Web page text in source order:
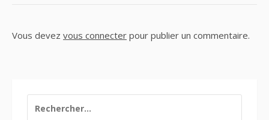
Vous devez vous connecter pour publier un commentaire.